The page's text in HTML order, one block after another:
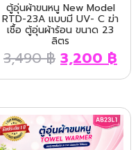
ตู้อุ่นผ้าขนหนู New Model
RTD-23A แบบมี UV- C ฆ่า
เชื้อ ตู้อุ่นผ้าร้อน ขนาด 23
ลิตร
3,490฿ 3,200฿